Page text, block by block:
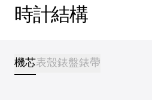
時計結構
機芯表殼錶盤錶帶